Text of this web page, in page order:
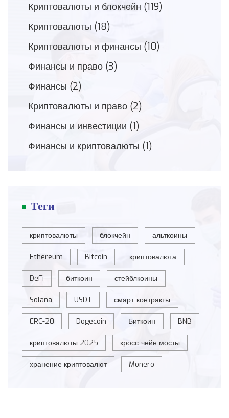
Криптовалюты и блокчейн (119)
Криптовалюты (18)
Криптовалюты и финансы (10)
Финансы и право (3)
Финансы (2)
Криптовалюты и право (2)
Финансы и инвестиции (1)
Финансы и криптовалюты (1)
Теги
криптовалюты блокчейн альткоины
Ethereum Bitcoin криптовалюта
DeFi биткоин стейблкоины
Solana USDT смарт-контракты
ERC-20 Dogecoin Биткоин BNB
криптовалюты 2025 кросс-чейн мосты
хранение криптовалют Monero